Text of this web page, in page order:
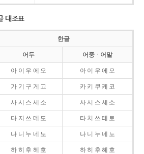
대조표
한글
어두 어중ㆍ어말
아 이 우 에 오 아 이 우 에 오
가 기 구 게 고 카 키 쿠 케 코
사 시 스 세 소 사 시 스 세 소
다 지 쓰 데 도 타 치 쓰 테 토
나 니 누 네 노 나 니 누 네 노
하 히 후 헤 호 하 히 후 헤 호